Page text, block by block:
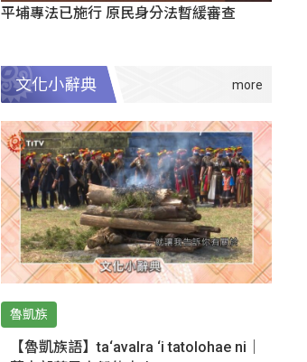
平埔專法已施行 原民身分法暫緩審查
文化小辭典
魯凱族
【魯凱族語】ta‘avalra ‘i tatolohae ni｜